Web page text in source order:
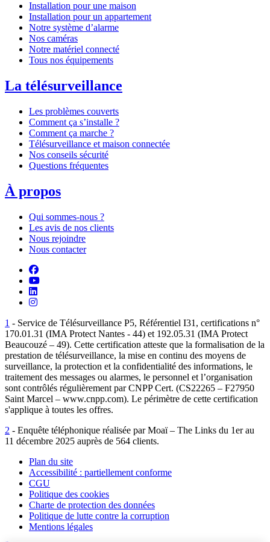
Installation pour une maison
Installation pour un appartement
Notre système d’alarme
Nos caméras
Notre matériel connecté
Tous nos équipements
La télésurveillance
Les problèmes couverts
Comment ça s’installe ?
Comment ça marche ?
Télésurveillance et maison connectée
Nos conseils sécurité
Questions fréquentes
À propos
Qui sommes-nous ?
Les avis de nos clients
Nous rejoindre
Nous contacter
Suivez-nous sur Facebook
Retrouvez-nous sur YouTube
Suivez-nous sur LinkedIn
Suivez-nous sur Instagram
1 - Service de Télésurveillance P5, Référentiel I31, certifications n°
170.01.31 (IMA Protect Nantes - 44) et 192.05.31 (IMA Protect
Beaucouzé – 49). Cette certification atteste que la formalisation de la
prestation de télésurveillance, la mise en continu des moyens de
surveillance, la protection et la confidentialité des informations, le
traitement des messages ou alarmes, le personnel et l’organisation
sont contrôlés régulièrement par CNPP Cert. (CS22265 – F27950
Saint Marcel – www.cnpp.com). Le périmètre de cette certification
s'applique à toutes les offres.
2 - Enquête téléphonique réalisée par Moaï – The Links du 1er au
11 décembre 2025 auprès de 564 clients.
Plan du site
Accessibilité : partiellement conforme
CGU
Politique des cookies
Charte de protection des données
Politique de lutte contre la corruption
Mentions légales